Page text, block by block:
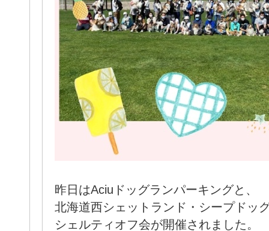
昨日はAciuドッグランパーキングと、
北海道西シェットランド・シープドッ
シェルティオフ会が開催されました。